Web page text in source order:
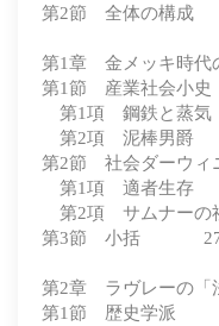
第2節 全体の
第1章 金メッキ
第1節 産業社会
第1項 鋼鉄と
第2項 泥棒男
第2節 社会ダー
第1項 適者生
第2項 サムナ
第3節 小括
第2章 ラヴレー
第1節 歴史学